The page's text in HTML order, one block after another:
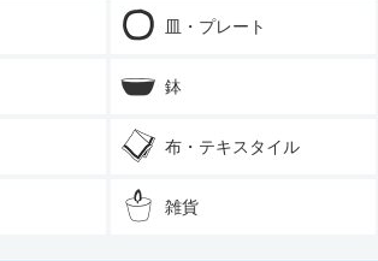
皿・プレート
鉢
布・テキスタイル
雑貨